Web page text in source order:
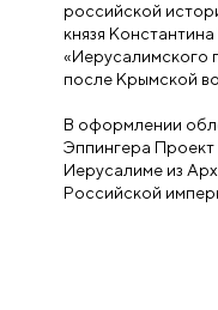
российской
князя
«Иерусалимского
после Крымской
В оформлении
Эппингера Проект
Иерусалиме из
Российской